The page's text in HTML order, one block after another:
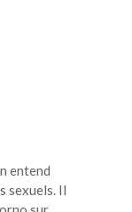
entend
sexuels. Il